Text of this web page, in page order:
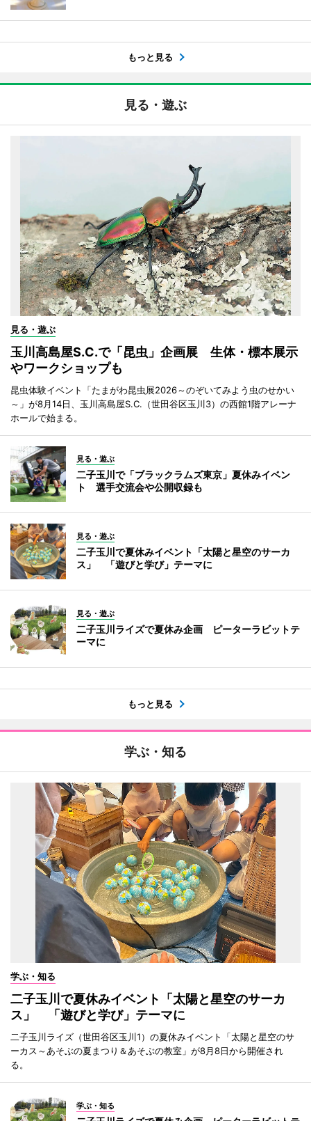
もっと見る
見る・遊ぶ
見る・遊ぶ
玉川高島屋S.C.で「昆虫」企画展 生体・標本展示
やワークショップも
昆虫体験イベント「たまがわ昆虫展2026～のぞいてみよう虫のせかい
～」が8月14日、玉川高島屋S.C.（世田谷区玉川3）の西館1階アレーナ
ホールで始まる。
見る・遊ぶ
二子玉川で「ブラックラムズ東京」夏休みイベン
ト 選手交流会や公開収録も
見る・遊ぶ
二子玉川で夏休みイベント「太陽と星空のサーカ
ス」 「遊びと学び」テーマに
見る・遊ぶ
二子玉川ライズで夏休み企画 ピーターラビットテ
ーマに
もっと見る
学ぶ・知る
学ぶ・知る
二子玉川で夏休みイベント「太陽と星空のサーカ
ス」 「遊びと学び」テーマに
二子玉川ライズ（世田谷区玉川1）の夏休みイベント「太陽と星空のサ
ーカス～あそぶの夏まつり＆あそぶの教室」が8月8日から開催され
る。
学ぶ・知る